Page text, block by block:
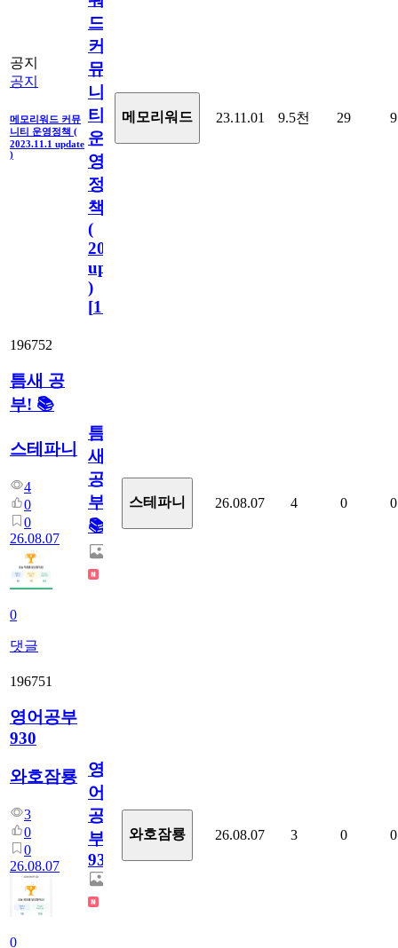
공지
공지
메모리워드 커뮤
니티 운영정책 (
2023.11.1 update
)
드
커
뮤
니
티
운
영
정
책
(
2023.11.1
update
)
[110
메모리워드 23.11.01 9.5천 29 9
196752
틈새 공
부! 📚
스테파니
4
0
0
26.08.07
0
댓글
틈
새
공
부!
📚
스테파니 26.08.07 4 0 0
196751
영어공부
930
와호잠룡
3
0
0
26.08.07
0
영
어
공
부
930
와호잠룡 26.08.07 3 0 0